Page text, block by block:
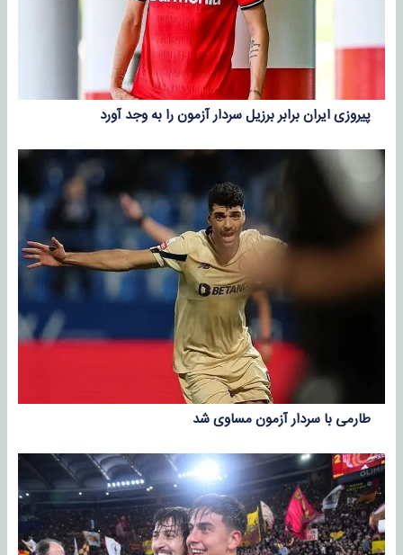
پیروزی ایران برابر برزیل سردار آزمون را به وجد آورد
طارمی با سردار آزمون مساوی شد